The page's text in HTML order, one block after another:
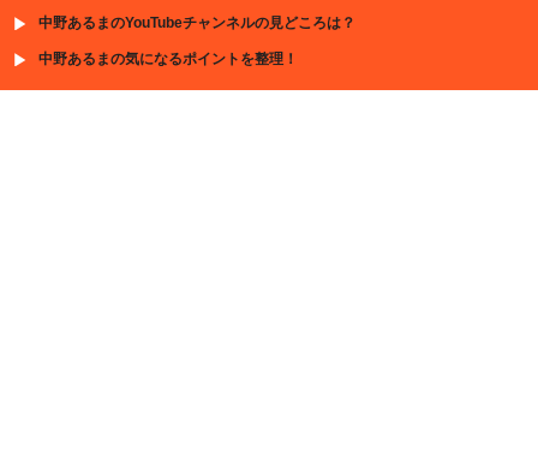
中野あるまのYouTubeチャンネルの見どころは？
中野あるまの気になるポイントを整理！